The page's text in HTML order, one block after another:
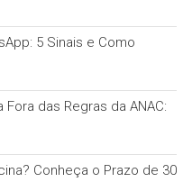
5 Sinais e Como
das Regras da ANAC:
Conheça o Prazo de 30